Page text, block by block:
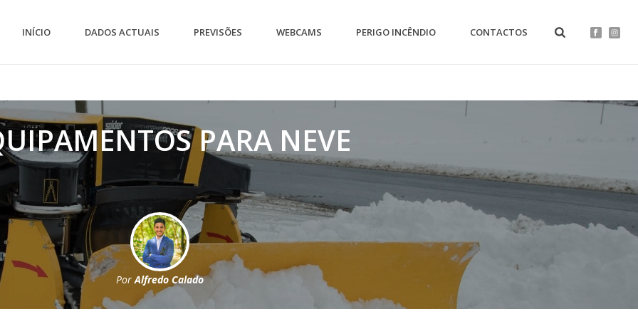
INÍCIO DADOS ACTUAIS PREVISÕES WEBCAMS PERIGO INCÊNDIO CONTACTOS
PARA NEVE
PorAlfredo Calado